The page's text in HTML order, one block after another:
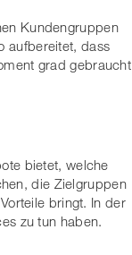
Kundengruppen
aufbereitet, dass
grad gebraucht
bietet, welche
die Zielgruppen
bringt. In der
zu tun haben.